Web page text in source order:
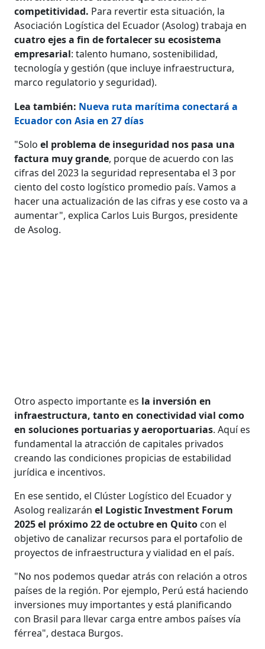
competitividad. Para revertir esta situación, la
Asociación Logística del Ecuador (Asolog) trabaja en
cuatro ejes a fin de fortalecer su ecosistema
empresarial: talento humano, sostenibilidad,
tecnología y gestión (que incluye infraestructura,
marco regulatorio y seguridad).
Lea también: Nueva ruta marítima conectará a
Ecuador con Asia en 27 días
"Soloel problema de inseguridad nos pasa una
factura muy grande, porque de acuerdo con las
cifras del 2023 la seguridad representaba el 3 por
ciento del costo logístico promedio país. Vamos a
hacer una actualización de las cifras y ese costo va a
aumentar", explica Carlos Luis Burgos, presidente
de Asolog.
Otro aspecto importante es la inversión en
infraestructura, tanto en conectividad vial como
en soluciones portuarias y aeroportuarias. Aquí es
fundamental la atracción de capitales privados
creando las condiciones propicias de estabilidad
jurídica e incentivos.
En ese sentido, el Clúster Logístico del Ecuador y
Asolog realizaránel Logistic Investment Forum
2025 el próximo 22 de octubre en Quito con el
objetivo de canalizar recursos para el portafolio de
proyectos de infraestructura y vialidad en el país.
"No nos podemos quedar atrás con relación a otros
países de la región. Por ejemplo, Perú está haciendo
inversiones muy importantes y está planificando
con Brasil para llevar carga entre ambos países vía
férrea", destaca Burgos.